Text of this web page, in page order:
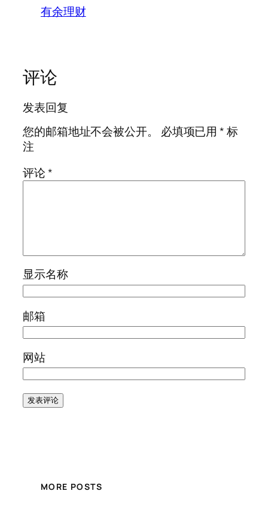
有余理财
评论
发表回复
您的邮箱地址不会被公开。
必填项已用*标
注
评论*
显示名称
邮箱
网站
MORE POSTS